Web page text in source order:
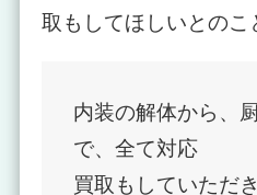
取もしてほしいとのこ
内装の解体から、
で、全て対応
買取もしていただ